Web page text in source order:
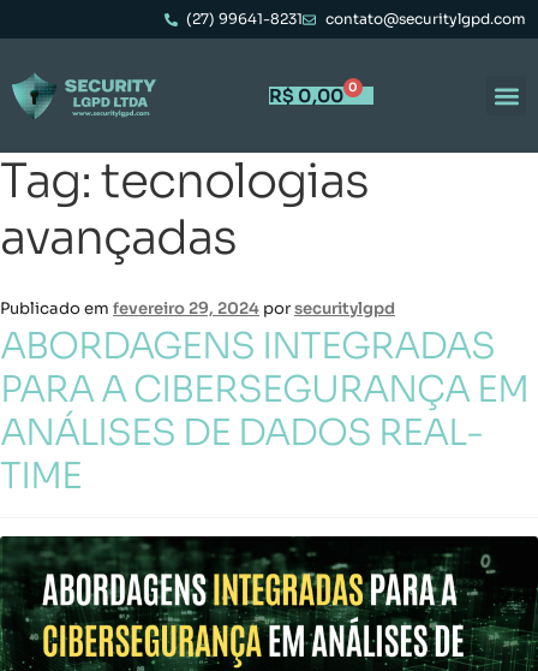
(27) 99641-8231 contato@securitylgpd.com
R$ 0,00 0
Tag: tecnologias
avançadas
Publicado em fevereiro 29, 2024 porsecuritylgpd
ABORDAGENS INTEGRADAS
PARA A CIBERSEGURANÇA EM
ANÁLISES DE DADOS REAL-
TIME